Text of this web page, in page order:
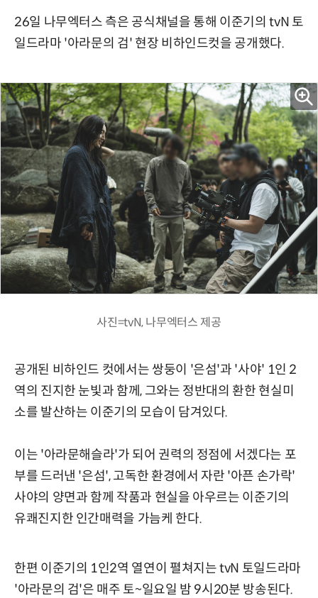
26일 나무엑터스 측은 공식채널을 통해 이준기의 tvN 토
일드라마 '아라문의 검' 현장 비하인드컷을 공개했다.
사진=tvN, 나무엑터스 제공
공개된 비하인드 컷에서는 쌍둥이 '은섬'과 '사야' 1인 2
역의 진지한 눈빛과 함께, 그와는 정반대의 환한 현실미
소를 발산하는 이준기의 모습이 담겨있다.
이는 '아라문해슬라'가 되어 권력의 정점에 서겠다는 포
부를 드러낸 '은섬', 고독한 환경에서 자란 '아픈 손가락'
사야의 양면과 함께 작품과 현실을 아우르는 이준기의
유쾌진지한 인간매력을 가늠케 한다.
한편 이준기의 1인2역 열연이 펼쳐지는 tvN 토일드라마
'아라문의 검'은 매주 토~일요일 밤 9시20분 방송된다.